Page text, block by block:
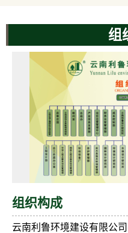
组
组织构成
云南利鲁环境建设有限公